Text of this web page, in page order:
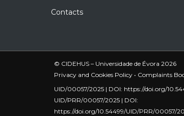
Contacts
© CIDEHUS – Universidade de Évora 2026
Privacy and Cookies Policy • Complaints
UID/00057/2025 | DOI: https://doi.org/
UID/PRR/00057/2025 | DOI:
https://doi.org/10.54499/UID/PRR/00057/